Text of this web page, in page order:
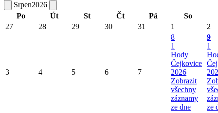
Srpen2026
Po
Út St Čt Pá So
27
28 29 30 31 1 2
3 4 5 6 7
8
1
Hody
Čejkovice
2026
Zobrazit
všechny
záznamy
ze dne
9
1
ze